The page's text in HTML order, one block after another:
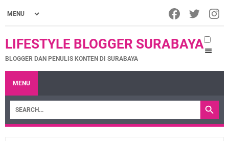
LIFESTYLE BLOGGER SURABAYA
BLOGGER DAN PENULIS KONTEN DI SURABAYA
MENU